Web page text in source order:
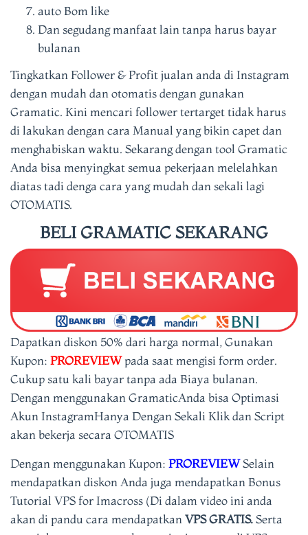
auto Bom like
Dan segudang manfaat lain tanpa harus bayar
bulanan
Tingkatkan Follower & Profit jualan anda di Instagram
dengan mudah dan otomatis dengan gunakan
Gramatic. Kini mencari follower tertarget tidak harus
di lakukan dengan cara Manual yang bikin capet dan
menghabiskan waktu. Sekarang dengan tool Gramatic
Anda bisa menyingkat semua pekerjaan melelahkan
diatas tadi denga cara yang mudah dan sekali lagi
OTOMATIS.
BELI GRAMATIC SEKARANG
Dapatkan diskon 50% dari harga normal, Gunakan
Kupon: PROREVIEW pada saat mengisi form order.
Cukup satu kali bayar tanpa ada Biaya bulanan.
Dengan menggunakan GramaticAnda bisa Optimasi
Akun InstagramHanya Dengan Sekali Klik dan Script
akan bekerja secara OTOMATIS
Dengan menggunakan Kupon: PROREVIEWSelain
mendapatkan diskon Anda juga mendapatkan Bonus
Tutorial VPS for Imacross (Di dalam video ini anda
akan di pandu cara mendapatkan VPS GRATIS.Serta